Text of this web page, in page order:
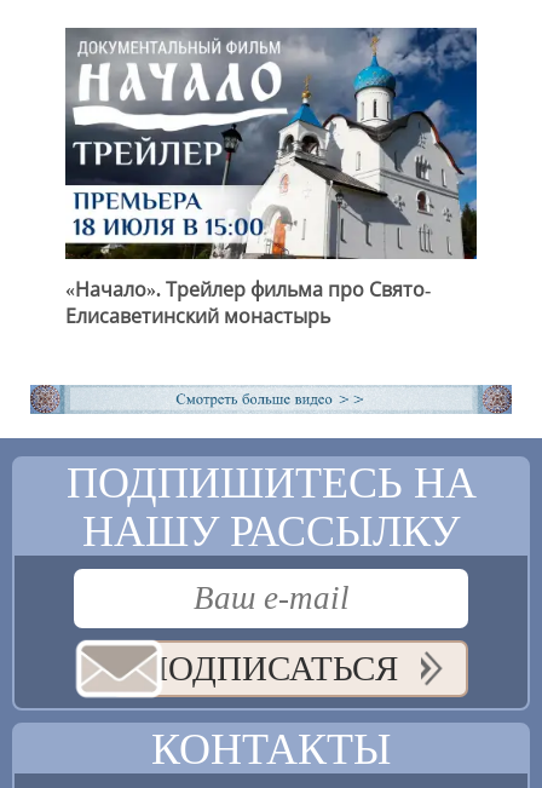
«Начало». Трейлер фильма про Свято-
Елисаветинский монастырь
ПОДПИШИТЕСЬ НА
НАШУ РАССЫЛКУ
ПОДПИСАТЬСЯ
КОНТАКТЫ